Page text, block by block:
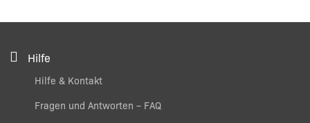
Hilfe
Hilfe & Kontakt
Fragen und Antworten – FAQ